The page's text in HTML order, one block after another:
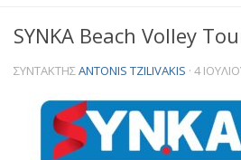
SYNKA Beach Volley
ΣΥΝΤΆΚΤΗΣANTONIS TZILIVAKIS · 4